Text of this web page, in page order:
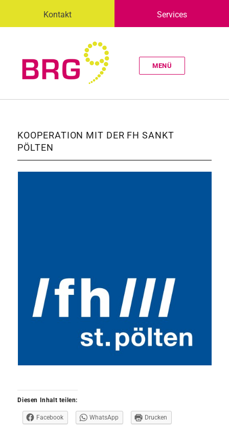
Kontakt Services
MENÜ
KOOPERATION MIT DER FH SANKT
PÖLTEN
Diesen Inhalt teilen:
Facebook WhatsApp Drucken